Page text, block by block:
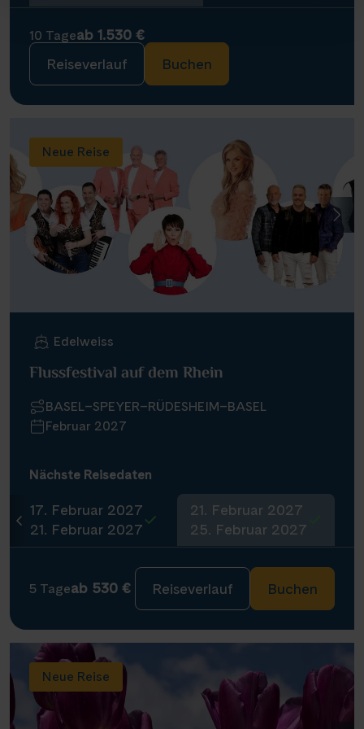
10 Tageab 1.530 €
Reiseverlauf
Buchen
Neue Reise
Edelweiss
Flussfestival auf dem Rhein
BASEL–SPEYER–RÜDESHEIM–BASEL
Februar 2027
Nächste Reisedaten
17. Februar 2027
21. Februar 2027
21. Februar 2027
25. Februar 2027
5 Tageab 530 € Reiseverlauf Buchen
Neue Reise